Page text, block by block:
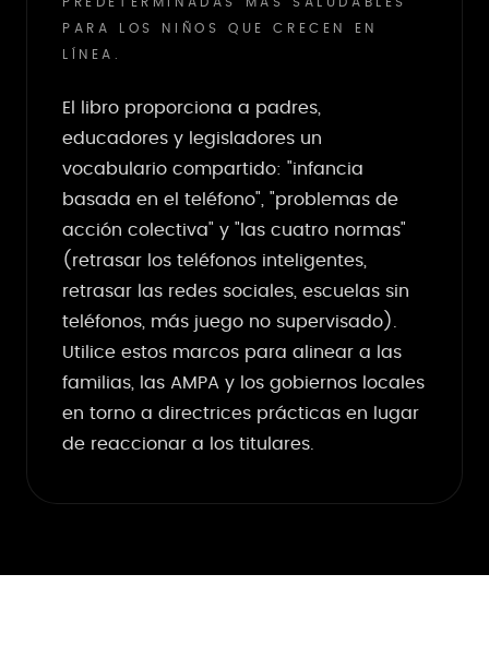
PARA LOS NIÑOS QUE CRECEN EN
LÍNEA.
El libro proporciona a padres,
educadores y legisladores un
vocabulario compartido: "infancia
basada en el teléfono", "problemas de
acción colectiva" y "las cuatro normas"
(retrasar los teléfonos inteligentes,
retrasar las redes sociales, escuelas sin
teléfonos, más juego no supervisado).
Utilice estos marcos para alinear a las
familias, las AMPA y los gobiernos locales
en torno a directrices prácticas en lugar
de reaccionar a los titulares.